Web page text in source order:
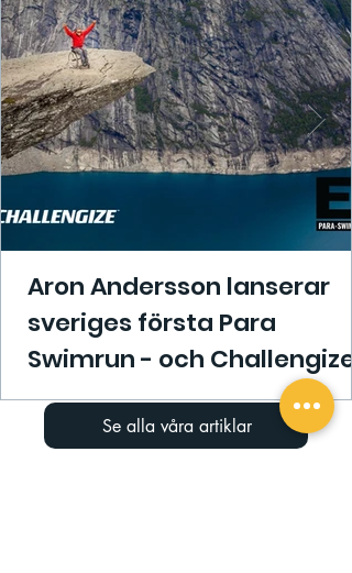
Aron Andersson lanserar
sveriges första Para
Swimrun - och Challengize
är med!
Se alla våra artiklar